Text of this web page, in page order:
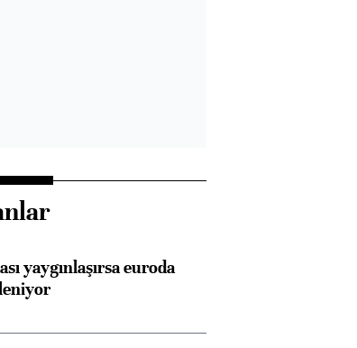
yaygınlaşırsa euroda